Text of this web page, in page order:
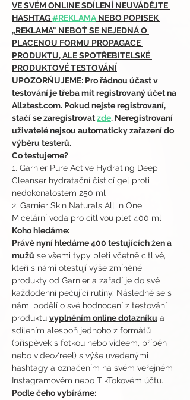
VE SVÉM ONLINE SDÍLENÍ NEUVÁDĚJTE
HASHTAG #REKLAMA NEBO POPISEK
,,REKLAMA" NEBOŤ SE NEJEDNÁ O
PLACENOU FORMU PROPAGACE
PRODUKTU, ALE SPOTŘEBITELSKÉ
PRODUKTOVÉ TESTOVÁNÍ
UPOZORŇUJEME: Pro řádnou účast v
testování je třeba mít registrovaný účet na
All2test.com. Pokud nejste registrovaní,
stačí se zaregistrovat zde. Neregistrovaní
uživatelé nejsou automaticky zařazení do
výběru testerů.
Co testujeme?
1. Garnier Pure Active Hydrating Deep
Cleanser hydratační čisticí gel proti
nedokonalostem 250 ml
2. Garnier Skin Naturals All in One
Micelární voda pro citlivou pleť 400 ml
Koho hledáme:
Právě nyní hledáme 400 testujících žen a
mužů se všemi typy pleti včetně citlivé,
kteří s námi otestují výše zmíněné
produkty od Garnier a zařadí je do své
každodenní pečující rutiny. Následně se s
námi podělí o své hodnocení z testování
produktu vyplněním online dotazníku a
sdílením alespoň jednoho z formátů
(příspěvek s fotkou nebo videem, příběh
nebo video/reel) s výše uvedenými
hashtagy a označením na svém veřejném
Instagramovém nebo TikTokovém účtu.
Podle čeho vybíráme: